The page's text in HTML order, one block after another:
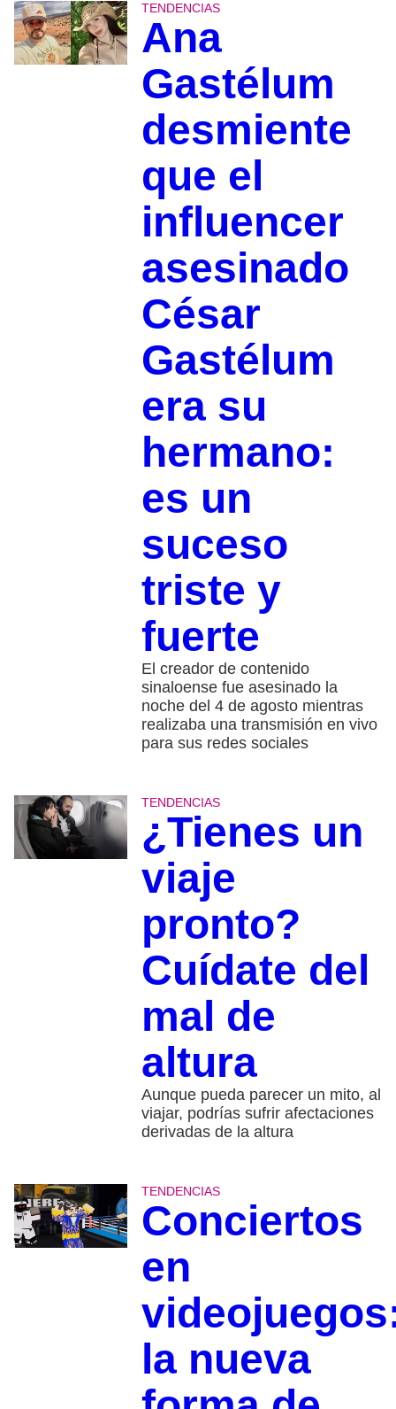
TENDENCIAS
Ana
Gastélum
desmiente
que el
influencer
asesinado
César
Gastélum
era su
hermano:
es un
suceso
triste y
fuerte
El creador de contenido
sinaloense fue asesinado la
noche del 4 de agosto mientras
realizaba una transmisión en vivo
para sus redes sociales
TENDENCIAS
¿Tienes un
viaje
pronto?
Cuídate del
mal de
altura
Aunque pueda parecer un mito, al
viajar, podrías sufrir afectaciones
derivadas de la altura
TENDENCIAS
Conciertos
en
la nueva